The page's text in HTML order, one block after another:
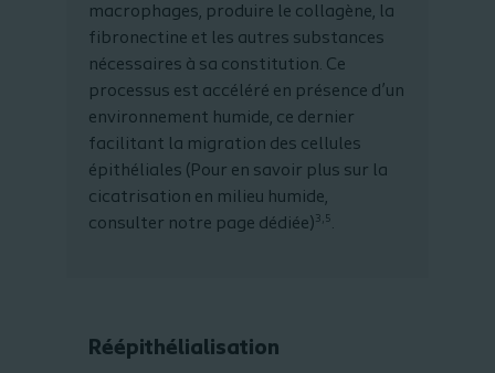
macrophages, produire le collagène, la
fibronectine et les autres substances
nécessaires à sa constitution. Ce
processus est accéléré en présence d’un
environnement humide, ce dernier
facilitant la migration des cellules
épithéliales (Pour en savoir plus sur la
cicatrisation en milieu humide,
consulter notre page dédiée)3,5.
Réépithélialisation